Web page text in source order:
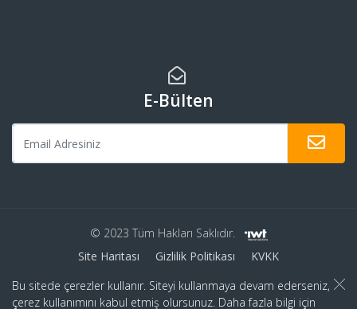
E-Bülten
© 2023 Tüm Hakları Saklıdır.
Site Haritası
Gizlilik Politikası
KVKK
Bu sitede çerezler kullanır. Siteyi kullanmaya devam ederseniz,
çerez kullanımını kabul etmiş olursunuz. Daha fazla bilgi için